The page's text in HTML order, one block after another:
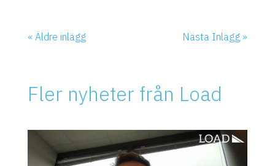
« Äldre inlägg Nästa Inlägg »
Fler nyheter från Load